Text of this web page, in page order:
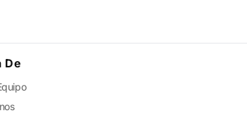
De